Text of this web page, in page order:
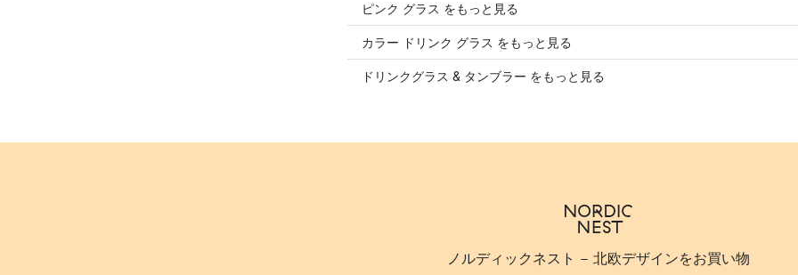
ピンク グラス をもっと見る
カラー ドリンク グラス をもっと見る
ドリンクグラス & タンブラー をもっと見る
ノルディックネスト - 北欧デザインをお買い物